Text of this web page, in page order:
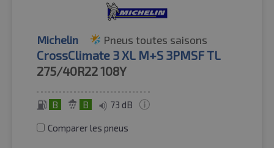
Michelin Pneus toutes saisons
CrossClimate 3 XL M+S 3PMSF TL
275/40R22108Y
B B 73 dB
Comparer les pneus